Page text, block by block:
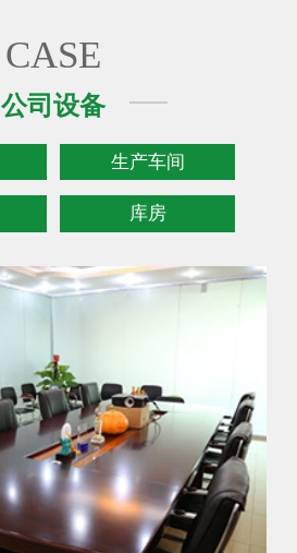
CASE
公司设备
生产车间
库房